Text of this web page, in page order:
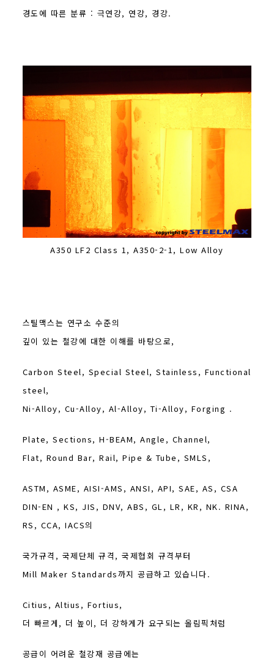
경도에 따른 분류 : 극연강, 연강, 경강.
A350 LF2 Class 1, A350-2-1, Low Alloy
스틸맥스는 연구소 수준의
깊이 있는 철강에 대한 이해를 바탕으로,
Carbon Steel, Special Steel, Stainless, Functional
steel,
Ni-Alloy, Cu-Alloy, Al-Alloy, Ti-Alloy, Forging .
Plate, Sections, H-BEAM, Angle, Channel,
Flat, Round Bar, Rail, Pipe & Tube, SMLS,
ASTM, ASME, AISI-AMS, ANSI, API, SAE, AS, CSA
DIN-EN , KS, JIS, DNV, ABS, GL, LR, KR, NK. RINA,
RS, CCA, IACS의
국가규격, 국제단체 규격, 국제협회 규격부터
Mill Maker Standards까지 공급하고 있습니다.
Citius, Altius, Fortius,
더 빠르게, 더 높이, 더 강하게가 요구되는 올림픽처럼
공급이 어려운 철강재 공급에는